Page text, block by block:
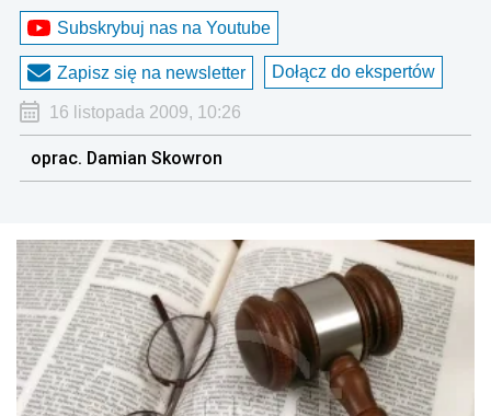
Subskrybuj nas na Youtube
Zapisz się na newsletter Dołącz do ekspertów
16 listopada 2009, 10:26
oprac. Damian Skowron